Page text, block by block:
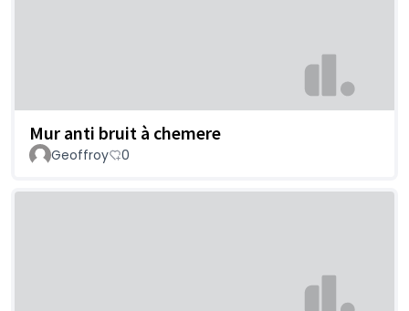
Mur anti bruit à chemere
Geoffroy 0